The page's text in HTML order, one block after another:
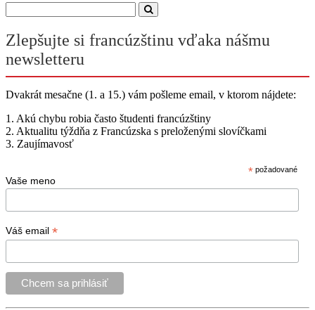
Zlepšujte si francúzštinu vďaka nášmu
newsletteru
Dvakrát mesačne (1. a 15.) vám pošleme email, v ktorom nájdete:
1. Akú chybu robia často študenti francúzštiny
2. Aktualitu týždňa z Francúzska s preloženými slovíčkami
3. Zaujímavosť
*požadované
Vaše meno
Váš email *